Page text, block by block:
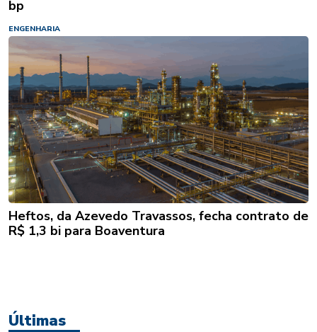
bp
ENGENHARIA
Heftos, da Azevedo Travassos, fecha contrato de
R$ 1,3 bi para Boaventura
Últimas